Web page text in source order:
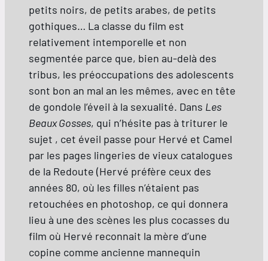
petits noirs, de petits arabes, de petits
gothiques… La classe du film est
relativement intemporelle et non
segmentée parce que, bien au-delà des
tribus, les préoccupations des adolescents
sont bon an mal an les mêmes, avec en tête
de gondole l’éveil à la sexualité. Dans Les
Beaux Gosses, qui n’hésite pas à triturer le
sujet , cet éveil passe pour Hervé et Camel
par les pages lingeries de vieux catalogues
de la Redoute (Hervé préfère ceux des
années 80, où les filles n’étaient pas
retouchées en photoshop, ce qui donnera
lieu à une des scènes les plus cocasses du
film où Hervé reconnait la mère d’une
copine comme ancienne mannequin